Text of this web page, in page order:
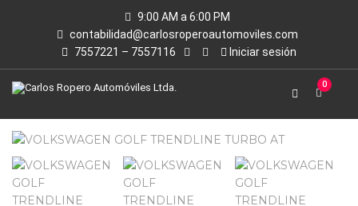
9:00 AM a 6:00 PM
contabilidad@carlosroperoautomoviles.com
7557221 – 7557116
Iniciar sesión
0